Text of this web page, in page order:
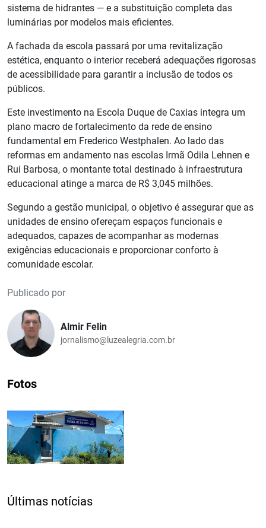
sistema de hidrantes — e a substituição completa das
luminárias por modelos mais eficientes.
A fachada da escola passará por uma revitalização
estética, enquanto o interior receberá adequações rigorosas
de acessibilidade para garantir a inclusão de todos os
públicos.
Este investimento na Escola Duque de Caxias integra um
plano macro de fortalecimento da rede de ensino
fundamental em Frederico Westphalen. Ao lado das
reformas em andamento nas escolas Irmã Odila Lehnen e
Rui Barbosa, o montante total destinado à infraestrutura
educacional atinge a marca de R$ 3,045 milhões.
Segundo a gestão municipal, o objetivo é assegurar que as
unidades de ensino ofereçam espaços funcionais e
adequados, capazes de acompanhar as modernas
exigências educacionais e proporcionar conforto à
comunidade escolar.
Publicado por
Almir Felin
jornalismo@luzealegria.com.br
Fotos
Últimas notícias